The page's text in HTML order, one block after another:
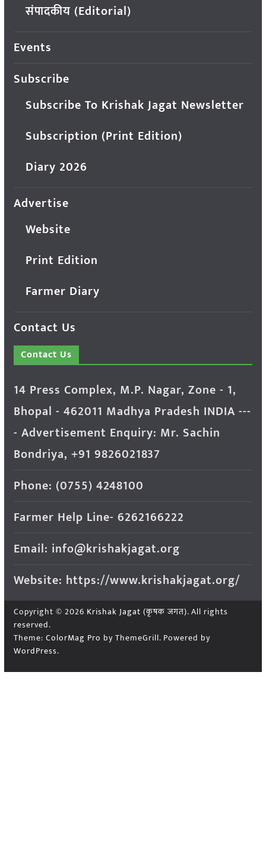
संपादकीय (Editorial)
Events
Subscribe
Subscribe To Krishak Jagat Newsletter
Subscription (Print Edition)
Diary 2026
Advertise
Website
Print Edition
Farmer Diary
Contact Us
Contact Us
14 Press Complex, M.P. Nagar, Zone - 1,
Bhopal - 462011 Madhya Pradesh INDIA ---
- Advertisement Enquiry: Mr. Sachin
Bondriya, +91 9826021837
Phone: (0755) 4248100
Farmer Help Line- 6262166222
Email: info@krishakjagat.org
Website: https://www.krishakjagat.org/
Copyright © 2026 Krishak Jagat (कृषक जगत). All rights
reserved.
Theme: ColorMag Pro by ThemeGrill. Powered by
WordPress.